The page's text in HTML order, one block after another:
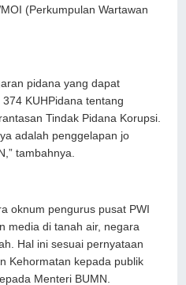
(Perkumpulan Wartawan
pidana yang dapat
KUHPidana tentang
Tindak Pidana Korupsi.
adalah penggelapan jo
tambahnya.
oknum pengurus pusat PWI
media di tanah air, negara
Hal ini sesuai pernyataan
Kehormatan kepada publik
Menteri BUMN.